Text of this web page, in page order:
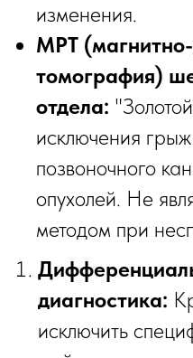
изменения.
МРТ
томография)
отдела:
исключения
позвоночного
опухолей. Не
методом при
диагностика:
исключить